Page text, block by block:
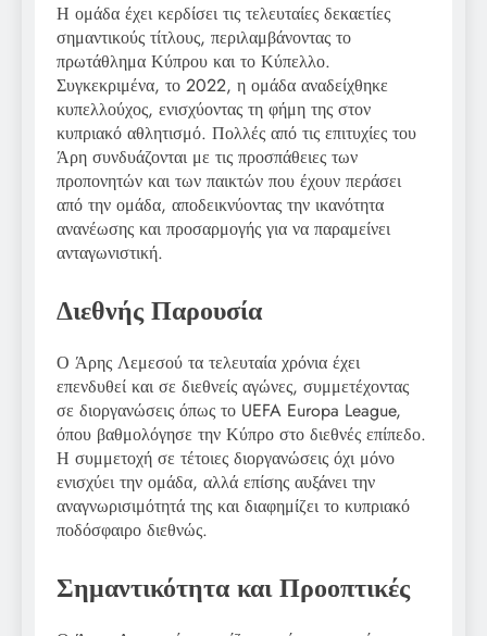
Η ομάδα έχει κερδίσει τις τελευταίες δεκαετίες
σημαντικούς τίτλους, περιλαμβάνοντας το
πρωτάθλημα Κύπρου και το Κύπελλο.
Συγκεκριμένα, το 2022, η ομάδα αναδείχθηκε
κυπελλούχος, ενισχύοντας τη φήμη της στον
κυπριακό αθλητισμό. Πολλές από τις επιτυχίες του
Άρη συνδυάζονται με τις προσπάθειες των
προπονητών και των παικτών που έχουν περάσει
από την ομάδα, αποδεικνύοντας την ικανότητα
ανανέωσης και προσαρμογής για να παραμείνει
ανταγωνιστική.
Διεθνής Παρουσία
Ο Άρης Λεμεσού τα τελευταία χρόνια έχει
επενδυθεί και σε διεθνείς αγώνες, συμμετέχοντας
σε διοργανώσεις όπως το UEFA Europa League,
όπου βαθμολόγησε την Κύπρο στο διεθνές επίπεδο.
Η συμμετοχή σε τέτοιες διοργανώσεις όχι μόνο
ενισχύει την ομάδα, αλλά επίσης αυξάνει την
αναγνωρισιμότητά της και διαφημίζει το κυπριακό
ποδόσφαιρο διεθνώς.
Σημαντικότητα και Προοπτικές